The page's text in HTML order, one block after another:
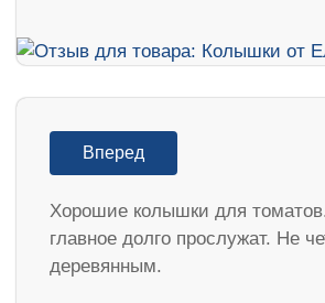
Вперед
Хорошие колышки для
главное долго прослужат. Не
деревянным.